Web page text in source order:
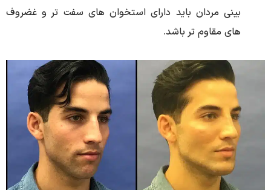
بینی مردان باید دارای استخوان های سفت تر و غضروف
های مقاوم تر باشد.